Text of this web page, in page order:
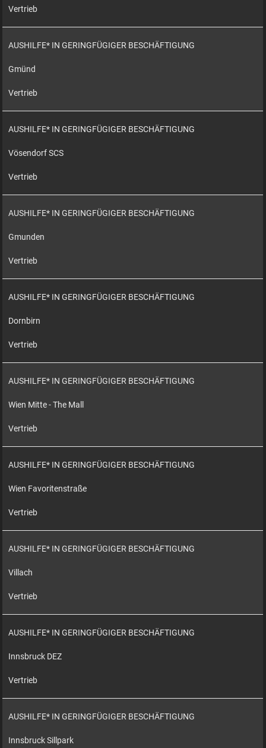
Vertrieb
AUSHILFE* IN GERINGFÜGIGER BESCHÄFTIGUNG
Gmünd
Vertrieb
AUSHILFE* IN GERINGFÜGIGER BESCHÄFTIGUNG
Vösendorf SCS
Vertrieb
AUSHILFE* IN GERINGFÜGIGER BESCHÄFTIGUNG
Gmunden
Vertrieb
AUSHILFE* IN GERINGFÜGIGER BESCHÄFTIGUNG
Dornbirn
Vertrieb
AUSHILFE* IN GERINGFÜGIGER BESCHÄFTIGUNG
Wien Mitte - The Mall
Vertrieb
AUSHILFE* IN GERINGFÜGIGER BESCHÄFTIGUNG
Wien Favoritenstraße
Vertrieb
AUSHILFE* IN GERINGFÜGIGER BESCHÄFTIGUNG
Villach
Vertrieb
AUSHILFE* IN GERINGFÜGIGER BESCHÄFTIGUNG
Innsbruck DEZ
Vertrieb
AUSHILFE* IN GERINGFÜGIGER BESCHÄFTIGUNG
Innsbruck Sillpark